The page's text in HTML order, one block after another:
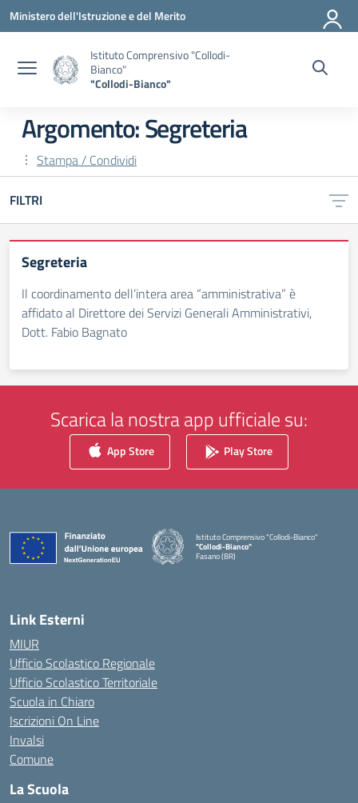
Vai ai contenuti
Vai al menu di navigazione
Vai al footer
Ministero dell'Istruzione e del Merito
Istituto Comprensivo "Collodi-
Bianco"
"Collodi-Bianco"
Argomento: Segreteria
Stampa / Condividi
FILTRI
Segreteria
Il coordinamento dell’intera area “amministrativa” è
affidato al Direttore dei Servizi Generali Amministrativi,
Dott. Fabio Bagnato
Scarica la nostra app ufficiale su:
App Store Play Store
Istituto Comprensivo "Collodi-Bianco"
"Collodi-Bianco"
Fasano (BR)
Link Esterni
MIUR
Ufficio Scolastico Regionale
Ufficio Scolastico Territoriale
Scuola in Chiaro
Iscrizioni On Line
Invalsi
Comune
La Scuola